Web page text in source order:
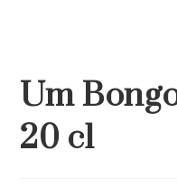
Um
20 cl